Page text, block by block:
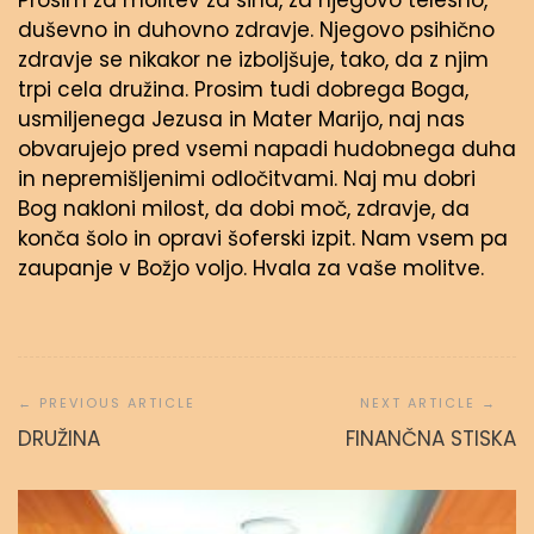
duševno in duhovno zdravje. Njegovo psihično
zdravje se nikakor ne izboljšuje, tako, da z njim
trpi cela družina. Prosim tudi dobrega Boga,
usmiljenega Jezusa in Mater Marijo, naj nas
obvarujejo pred vsemi napadi hudobnega duha
in nepremišljenimi odločitvami. Naj mu dobri
Bog nakloni milost, da dobi moč, zdravje, da
konča šolo in opravi šoferski izpit. Nam vsem pa
zaupanje v Božjo voljo. Hvala za vaše molitve.
prispevka
DRUŽINA FINANČNA STISKA